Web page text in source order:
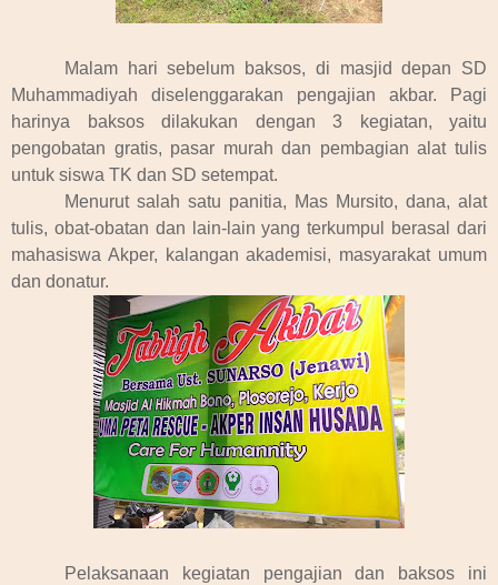
Malam hari sebelum baksos, di masjid depan SD
Muhammadiyah diselenggarakan pengajian akbar. Pagi
harinya baksos dilakukan dengan 3 kegiatan, yaitu
pengobatan gratis, pasar murah dan pembagian alat tulis
untuk siswa TK dan SD setempat.
Menurut salah satu panitia, Mas Mursito, dana, alat
tulis, obat-obatan dan lain-lain yang terkumpul berasal dari
mahasiswa Akper, kalangan akademisi, masyarakat umum
dan donatur.
Pelaksanaan kegiatan pengajian dan baksos ini